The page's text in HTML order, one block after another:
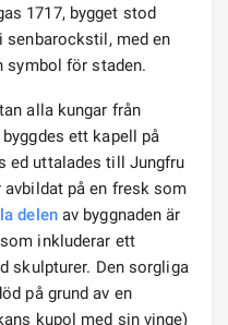
1717, bygget stod
senbarockstil, med en
symbol för staden.
alla kungar från
ett kapell på
ed uttalades till Jungfru
på en fresk som
delenav byggnaden är
inkluderar ett
skulpturer. Den sorgliga
på grund av en
kupol med sin vinge)